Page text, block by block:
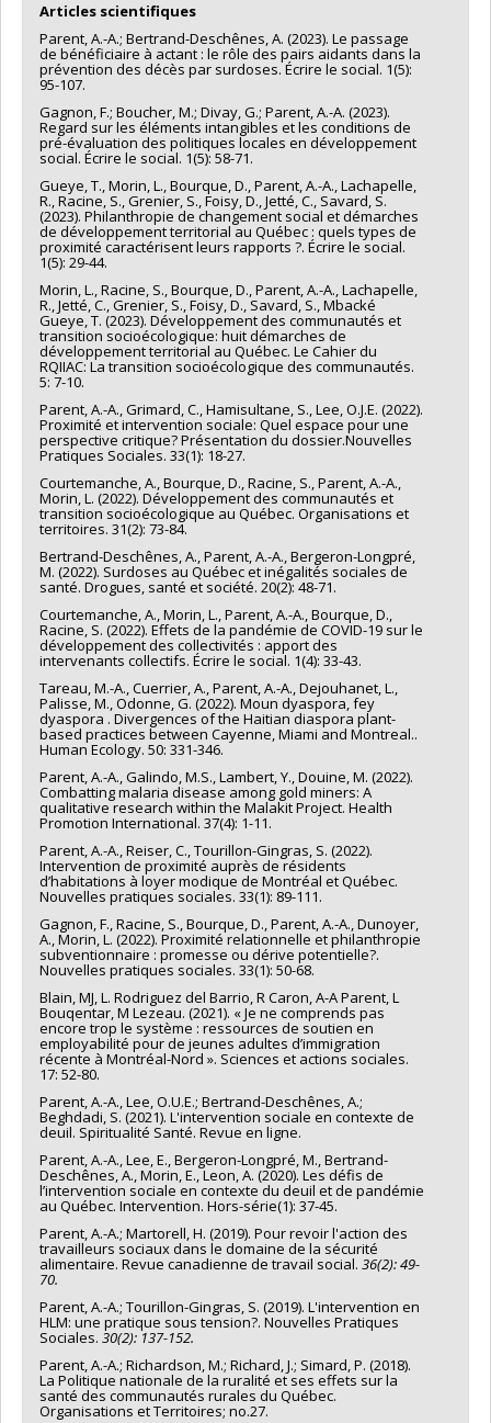
Articles scientifiques
Parent, A.-A.; Bertrand-Deschênes, A. (2023). Le passage
de bénéficiaire à actant : le rôle des pairs aidants dans la
prévention des décès par surdoses. Écrire le social. 1(5):
95-107.
Gagnon, F.; Boucher, M.; Divay, G.; Parent, A.-A. (2023).
Regard sur les éléments intangibles et les conditions de
pré-évaluation des politiques locales en développement
social. Écrire le social. 1(5): 58-71.
Gueye, T., Morin, L., Bourque, D., Parent, A.-A., Lachapelle,
R., Racine, S., Grenier, S., Foisy, D., Jetté, C., Savard, S.
(2023). Philanthropie de changement social et démarches
de développement territorial au Québec : quels types de
proximité caractérisent leurs rapports ?. Écrire le social.
1(5): 29-44.
Morin, L., Racine, S., Bourque, D., Parent, A.-A., Lachapelle,
R., Jetté, C., Grenier, S., Foisy, D., Savard, S., Mbacké
Gueye, T. (2023). Développement des communautés et
transition socioécologique: huit démarches de
développement territorial au Québec. Le Cahier du
RQIIAC: La transition socioécologique des communautés.
5: 7-10.
Parent, A.-A., Grimard, C., Hamisultane, S., Lee, O.J.E. (2022).
Proximité et intervention sociale: Quel espace pour une
perspective critique? Présentation du dossier.Nouvelles
Pratiques Sociales. 33(1): 18-27.
Courtemanche, A., Bourque, D., Racine, S., Parent, A.-A.,
Morin, L. (2022). Développement des communautés et
transition socioécologique au Québec. Organisations et
territoires. 31(2): 73-84.
Bertrand-Deschênes, A., Parent, A.-A., Bergeron-Longpré,
M. (2022). Surdoses au Québec et inégalités sociales de
santé. Drogues, santé et société. 20(2): 48-71.
Courtemanche, A., Morin, L., Parent, A.-A., Bourque, D.,
Racine, S. (2022). Effets de la pandémie de COVID-19 sur le
développement des collectivités : apport des
intervenants collectifs. Écrire le social. 1(4): 33-43.
Tareau, M.-A., Cuerrier, A., Parent, A.-A., Dejouhanet, L.,
Palisse, M., Odonne, G. (2022). Moun dyaspora, fey
dyaspora . Divergences of the Haitian diaspora plant-
based practices between Cayenne, Miami and Montreal..
Human Ecology. 50: 331-346.
Parent, A.-A., Galindo, M.S., Lambert, Y., Douine, M. (2022).
Combatting malaria disease among gold miners: A
qualitative research within the Malakit Project. Health
Promotion International. 37(4): 1-11.
Parent, A.-A., Reiser, C., Tourillon-Gingras, S. (2022).
Intervention de proximité auprès de résidents
d’habitations à loyer modique de Montréal et Québec.
Nouvelles pratiques sociales. 33(1): 89-111.
Gagnon, F., Racine, S., Bourque, D., Parent, A.-A., Dunoyer,
A., Morin, L. (2022). Proximité relationnelle et philanthropie
subventionnaire : promesse ou dérive potentielle?.
Nouvelles pratiques sociales. 33(1): 50-68.
Blain, MJ, L. Rodriguez del Barrio, R Caron, A-A Parent, L
Bouqentar, M Lezeau. (2021). « Je ne comprends pas
encore trop le système : ressources de soutien en
employabilité pour de jeunes adultes d’immigration
récente à Montréal-Nord ». Sciences et actions sociales.
17: 52-80.
Parent, A.-A., Lee, O.U.E.; Bertrand-Deschênes, A.;
Beghdadi, S. (2021). L'intervention sociale en contexte de
deuil. Spiritualité Santé. Revue en ligne.
Parent, A.-A., Lee, E., Bergeron-Longpré, M., Bertrand-
Deschênes, A., Morin, E., Leon, A. (2020). Les défis de
l’intervention sociale en contexte du deuil et de pandémie
au Québec. Intervention. Hors-série(1): 37-45.
Parent, A.-A.; Martorell, H. (2019). Pour revoir l'action des
travailleurs sociaux dans le domaine de la sécurité
alimentaire. Revue canadienne de travail social. 36(2): 49-
70.
Parent, A.-A.; Tourillon-Gingras, S. (2019). L'intervention en
HLM: une pratique sous tension?. Nouvelles Pratiques
Sociales. 30(2): 137-152.
Parent, A.-A.; Richardson, M.; Richard, J.; Simard, P. (2018).
La Politique nationale de la ruralité et ses effets sur la
santé des communautés rurales du Québec.
Organisations et Territoires; no.27.